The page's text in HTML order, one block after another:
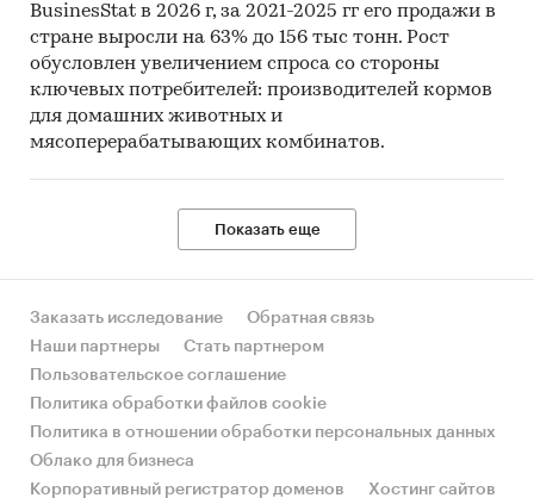
BusinesStat в 2026 г, за 2021-2025 гг его продажи в
стране выросли на 63% до 156 тыс тонн. Рост
обусловлен увеличением спроса со стороны
ключевых потребителей: производителей кормов
для домашних животных и
мясоперерабатывающих комбинатов.
Показать еще
Заказать исследование
Обратная связь
Наши партнеры
Стать партнером
Пользовательское соглашение
Политика обработки файлов cookie
Политика в отношении обработки персональных данных
Облако для бизнеса
Корпоративный регистратор доменов
Хостинг сайтов